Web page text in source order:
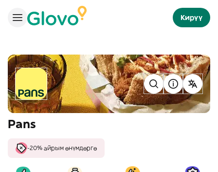
Кирүү
Pans
-20% айрым өнүмдөргө